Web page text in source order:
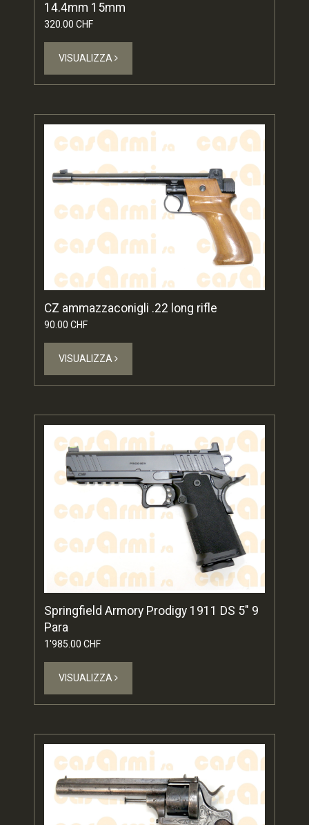
14.4mm 15mm
320.00 CHF
VISUALIZZA
CZ ammazzaconigli .22 long rifle
90.00 CHF
VISUALIZZA
Springfield Armory Prodigy 1911 DS 5" 9
Para
1'985.00 CHF
VISUALIZZA